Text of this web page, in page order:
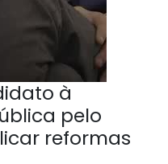
à
pelo
reformas